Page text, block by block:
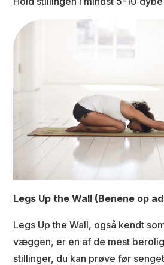
Legs Up the Wall (Benene op
Legs Up the Wall, også kendt
væggen, er en af de mest
stillinger, du kan prøve før